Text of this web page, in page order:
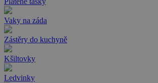
Vaky na záda
Zástěry do kuchyně
Kšiltovky
Ledvinky